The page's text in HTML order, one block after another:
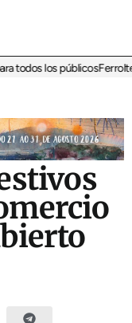
todos los públicos